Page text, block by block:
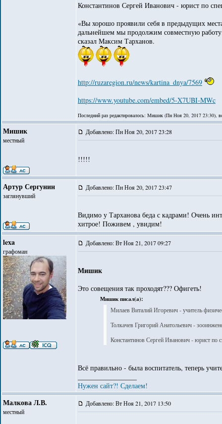
Константинов Сергей Иванович - юрист по
«Вы хорошо проявили себя в предыдущих
дальнейшем мы продолжим совместную
сказал Максим Тарханов.
http://ruzaregion.ru/news/kartina_dnya/7569
https://www.youtube.com/embed/5-X7UBI-MWc
Последний раз редактировалось: Мишик (Пн Ноя 20, 2017 23:30),
Мишик
местный
Добавлено: Пн Ноя 20, 2017 23:28
!!!!!
Артур Сергунин
заглянувший
Добавлено: Пн Ноя 20, 2017 23:47
Видимо у Тарханова беда с кадрами! Очень
хитрое! Поживем , увидим!
lexa
графоман
Добавлено: Вт Ноя 21, 2017 09:27
Мишик
Это совещения так проходят??? Офигеть!
Мишик писал(а):
Милаев Виталий Игоревич - учитель
Толкачев Григорий Анатольевич -
Константинов Сергей Иванович - юрист по
Всё правильно - была воспитатель, теперь
Нужен сайт?! Сделаем!
Малкова Л.В.
местный
Добавлено: Вт Ноя 21, 2017 13:50